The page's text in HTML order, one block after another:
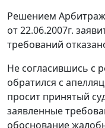
Решением
от 22.06.2007г.
требований
Не согласившись с
обратился с
просит принятый
заявленные
обоснование